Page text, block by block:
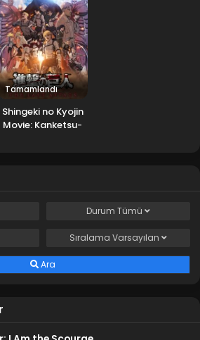
Tamamlandı
Shingeki no Kyojin
Movie: Kanketsu-
Durum Tümü
Sıralama Varsayılan
Ara